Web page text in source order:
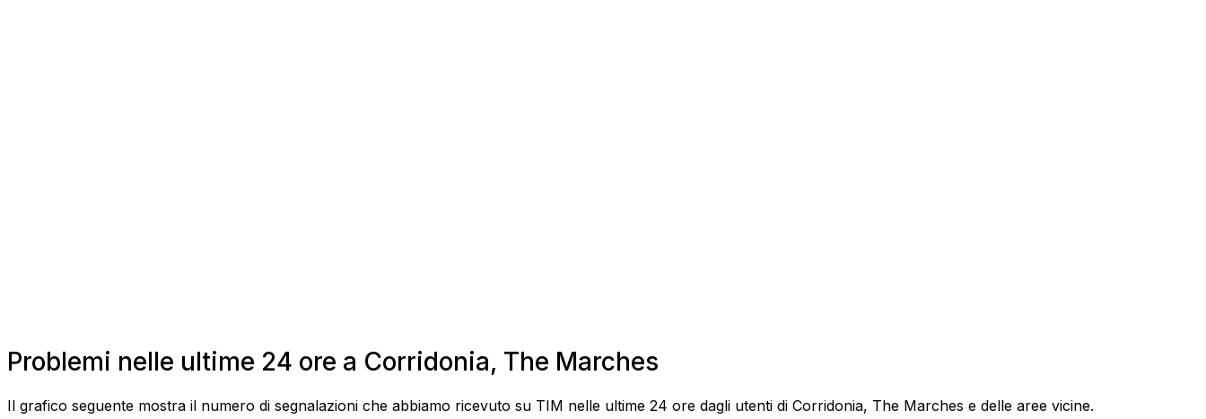
Problemi nelle ultime 24 ore a Corridonia, The Marches
Il grafico seguente mostra il numero di segnalazioni che abbiamo ricevuto su TIM nelle ultime 24 ore dagli utenti di Corridonia, The Marches e delle aree vicine.